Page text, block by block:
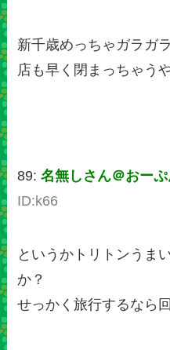
新千歳めっちゃガラガ
店も早く閉まっちゃう
89:名無しさん＠おー
ID:k66
というかトリトンうま
か？
せっかく旅行するなら